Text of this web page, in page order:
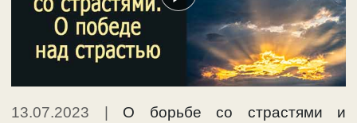
13.07.2023 О борьбе со страстями и